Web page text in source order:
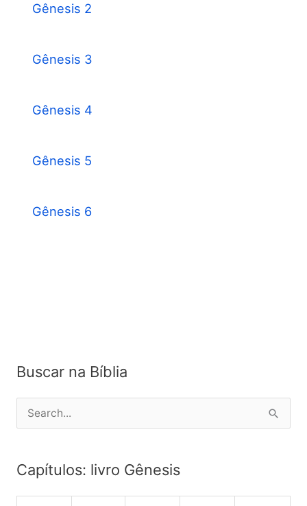
Gênesis 2
Gênesis 3
Gênesis 4
Gênesis 5
Gênesis 6
Buscar na Bíblia
e
q
u
Capítulos: livro Gênesis